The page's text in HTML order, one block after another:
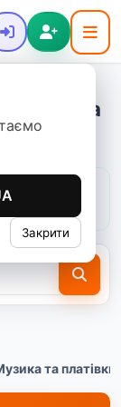
Закрити
нове та
₴
та платівки